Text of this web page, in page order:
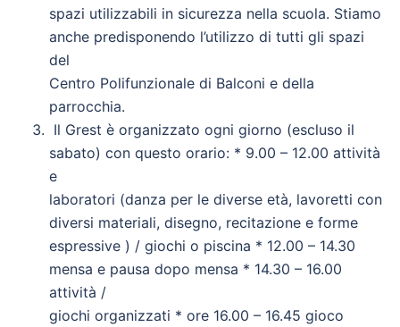
spazi utilizzabili in sicurezza nella scuola. Stiamo
anche predisponendo l’utilizzo di tutti gli spazi
del
Centro Polifunzionale di Balconi e della
parrocchia.
Il Grest è organizzato ogni giorno (escluso il
sabato) con questo orario: * 9.00 – 12.00 attività
e
laboratori (danza per le diverse età, lavoretti con
diversi materiali, disegno, recitazione e forme
espressive ) / giochi o piscina * 12.00 – 14.30
mensa e pausa dopo mensa * 14.30 – 16.00
attività /
giochi organizzati * ore 16.00 – 16.45 gioco